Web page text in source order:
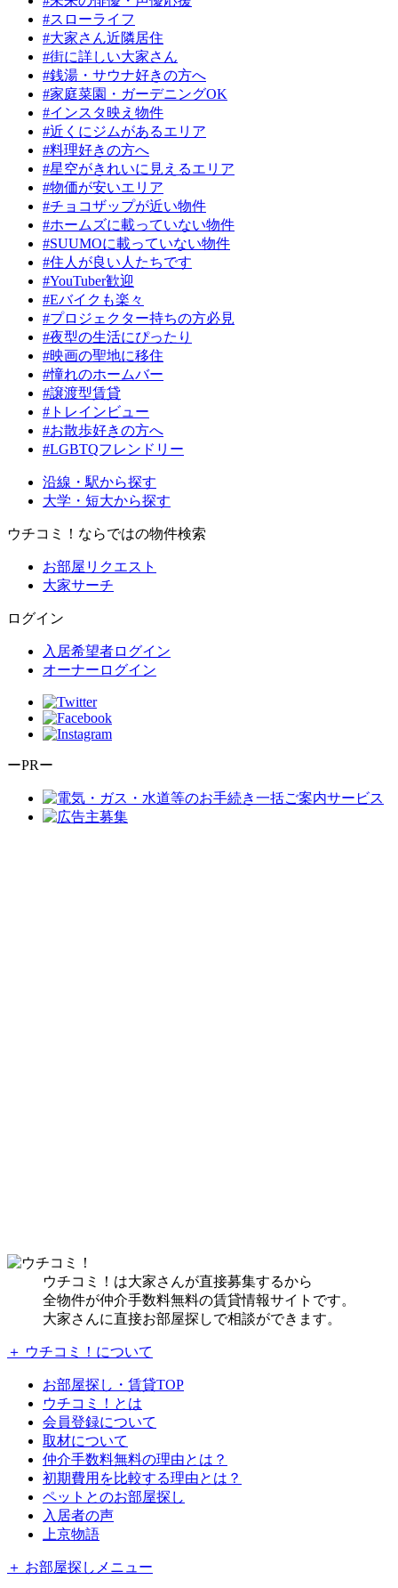
#スローライフ
#大家さん近隣居住
#街に詳しい大家さん
#銭湯・サウナ好きの方へ
#家庭菜園・ガーデニングOK
#インスタ映え物件
#近くにジムがあるエリア
#料理好きの方へ
#星空がきれいに見えるエリア
#物価が安いエリア
#チョコザップが近い物件
#ホームズに載っていない物件
#SUUMOに載っていない物件
#住人が良い人たちです
#YouTuber歓迎
#Eバイクも楽々
#プロジェクター持ちの方必見
#夜型の生活にぴったり
#映画の聖地に移住
#憧れのホームバー
#譲渡型賃貸
#トレインビュー
#お散歩好きの方へ
#LGBTQフレンドリー
沿線・駅から探す
大学・短大から探す
ウチコミ！ならではの物件検索
お部屋リクエスト
大家サーチ
ログイン
入居希望者ログイン
オーナーログイン
ーPRー
ウチコミ！は大家さんが直接募集するから
全物件が仲介手数料無料の賃貸情報サイトです。
大家さんに直接お部屋探しで相談ができます。
＋ ウチコミ！について
お部屋探し・賃貸TOP
ウチコミ！とは
会員登録について
取材について
仲介手数料無料の理由とは？
初期費用を比較する理由とは？
ペットとのお部屋探し
入居者の声
上京物語
＋ お部屋探しメニュー